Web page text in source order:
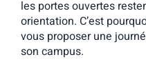
les portes ouvertes
orientation. C’est
vous proposer une
son campus.